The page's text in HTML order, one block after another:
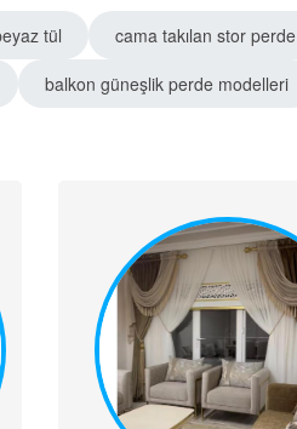
tül
cama takılan stor perde
balkon güneşlik perde modelleri